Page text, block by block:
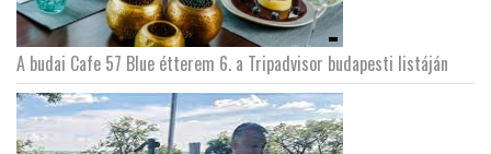
A budai Cafe 57 Blue étterem 6. a Tripadvisor budapesti listáján